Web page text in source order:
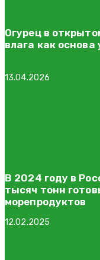
Огурец в
влага как основа
13.04.2026
В 2024 году в
тысяч тонн
морепродуктов
12.02.2025